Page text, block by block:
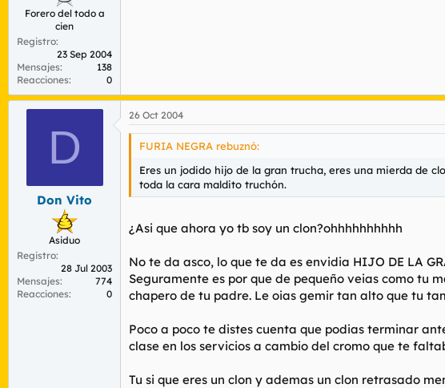
Forero del todo a
cien
Registro
23 Sep 2004
Mensajes
138
Reacciones
0
D
Don Vito
Asiduo
Registro
28 Jul 2003
Mensajes
774
Reacciones
0
26 Oct 2004
FURIA NEGRA rebuznó:
Eres un jodido hijo de la gran trucha, eres una mierda de
toda la cara maldito truchón.
¿Asi que ahora yo tb soy un clon?ohhhhhhhhhh
No te da asco, lo que te da es envidia HIJO DE LA
Seguramente es por que de pequeño veias como tu
chapero de tu padre. Le oias gemir tan alto que tu
Poco a poco te distes cuenta que podias terminar
clase en los servicios a cambio del cromo que te
Tu si que eres un clon y ademas un clon retrasado